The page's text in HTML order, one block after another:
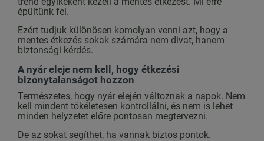
épültünk fel.
Ezért tudjuk különösen komolyan venni azt, hogy a
mentes étkezés sokak számára nem divat, hanem
biztonsági kérdés.
A nyár eleje nem kell, hogy étkezési
bizonytalanságot hozzon
Természetes, hogy nyár elején változnak a napok. Nem
kell mindent tökéletesen kontrollálni, és nem is lehet
minden helyzetet előre pontosan megtervezni.
De az sokat segíthet, ha vannak biztos pontok.